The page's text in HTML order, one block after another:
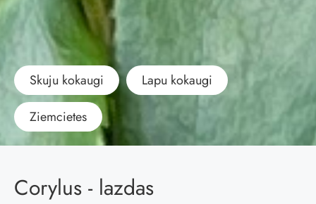
Skuju kokaugi Lapu kokaugi
Ziemcietes
Corylus - lazdas